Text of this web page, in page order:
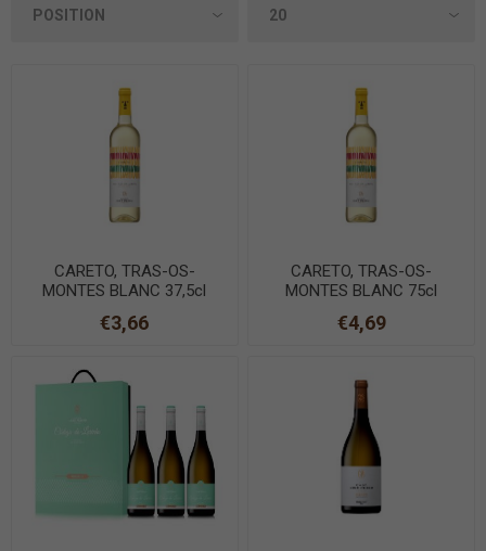
CARETO, TRAS-OS-
MONTES BLANC 37,5cl
€3,66
CARETO, TRAS-OS-
MONTES BLANC 75cl
€4,69